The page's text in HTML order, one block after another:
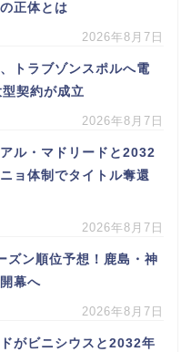
正体とは
2026年8月7日
トラブゾンスポルへ電
契約が成立
2026年8月7日
ル・マドリードと2032
ョ体制でタイトル奪還
2026年8月7日
ズン順位予想！鹿島・神
幕へ
2026年8月7日
がビニシウスと2032年